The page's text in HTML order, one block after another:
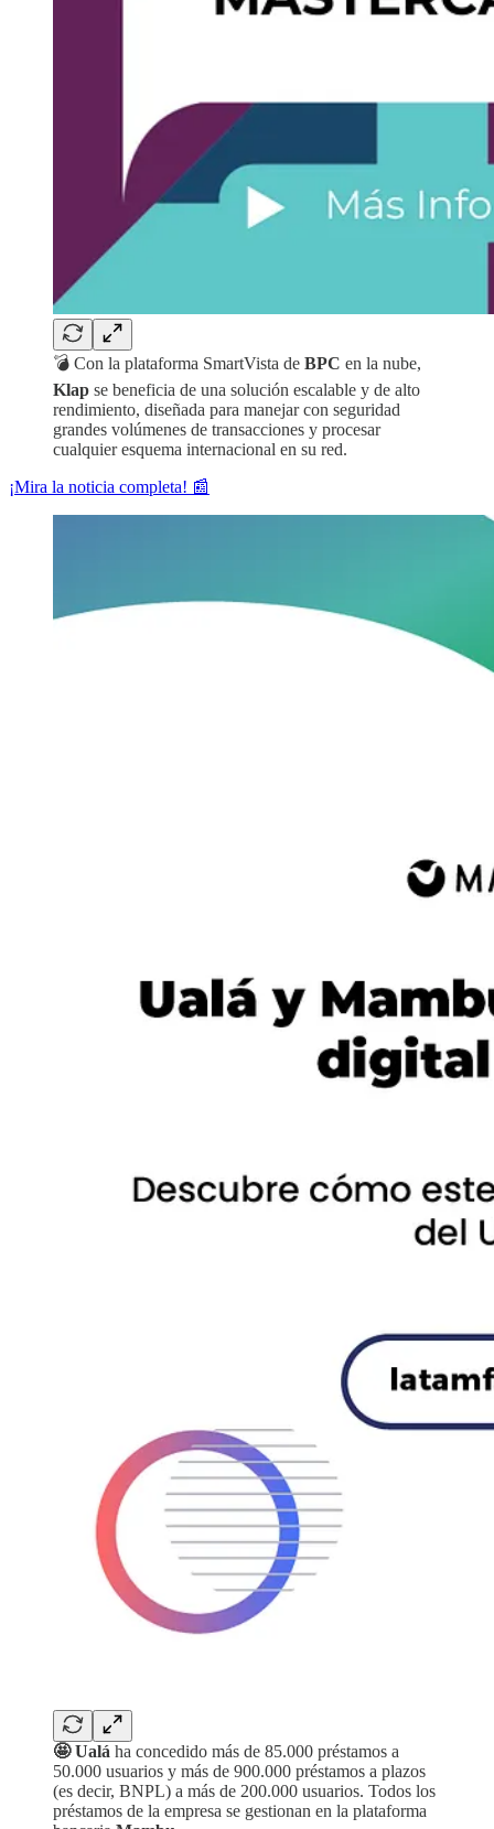
💣 Con la plataforma SmartVista de BPC en la nube,
Klap se beneficia de una solución escalable y de alto
rendimiento, diseñada para manejar con seguridad
grandes volúmenes de transacciones y procesar
cualquier esquema internacional en su red.
¡Mira la noticia completa! 📰
🤩 Ualá ha concedido más de 85.000 préstamos a
50.000 usuarios y más de 900.000 préstamos a plazos
(es decir, BNPL) a más de 200.000 usuarios. Todos los
préstamos de la empresa se gestionan en la plataforma